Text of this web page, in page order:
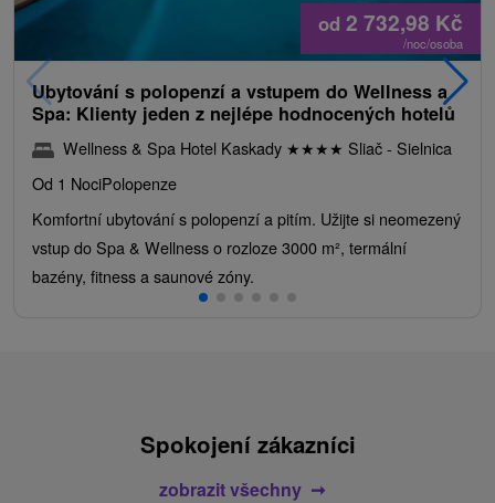
od 2 732,98 Kč
/noc/osoba
Ubytování s polopenzí a vstupem do Wellness a
Spa: Klienty jeden z nejlépe hodnocených hotelů
Wellness & Spa Hotel Kaskady ★★★★ Sliač - Sielnica
Od 1 NociPolopenze
Komfortní ubytování s polopenzí a pitím. Užijte si neomezený
vstup do Spa & Wellness o rozloze 3000 m², termální
bazény, fitness a saunové zóny.
Spokojení zákazníci
zobrazit všechny